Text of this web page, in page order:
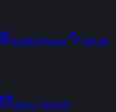
Vadeli Piyasa
Teknik
Yayın Takvimi